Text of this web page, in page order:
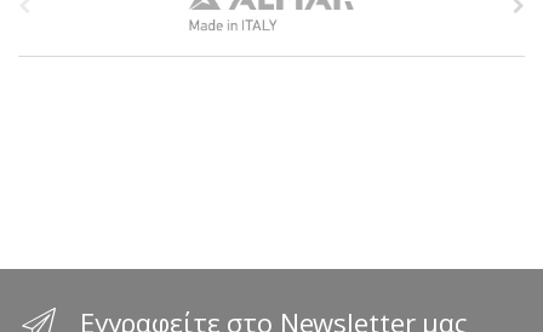
C
Εγγραφείτε στο Newsletter μας